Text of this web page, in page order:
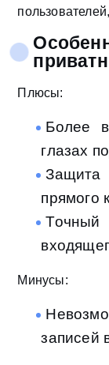
Плюсы:
Более
глазах
Защита
прямого
Минусы:
записей